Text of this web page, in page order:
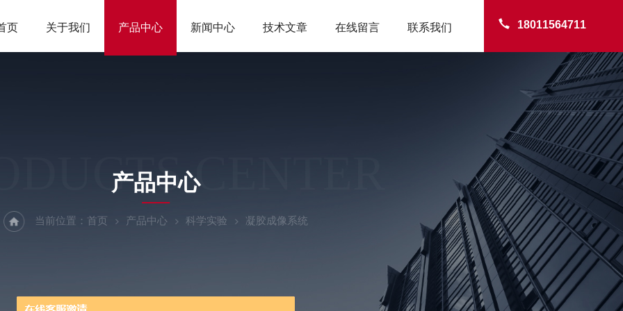
18011564711
页 关于我们 产品中心 新闻中心 技术文章 在线留言 联系我们
CENTER
产品中心
当前位置： 首页 产品中心 科学实验 凝胶成像系统